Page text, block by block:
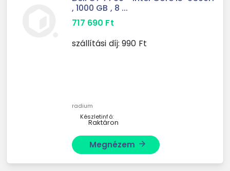
, 1000 GB , 8 ...
717 690 Ft
szállítási díj: 990 Ft
radium
Készletinfó:
Raktáron
Megnézem arrow_forward